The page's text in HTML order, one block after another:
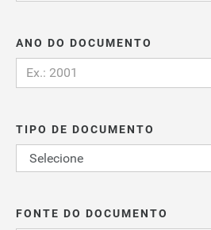
ANO DO DOCUMENTO
TIPO DE DOCUMENTO
FONTE DO DOCUMENTO